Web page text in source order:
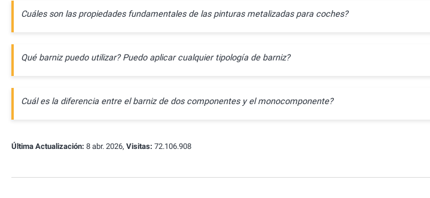
Cuáles son las propiedades fundamentales de las pinturas metalizadas para coches?
Qué barniz puedo utilizar? Puedo aplicar cualquier tipología de barniz?
Cuál es la diferencia entre el barniz de dos componentes y el monocomponente?
Última Actualización: 8 abr. 2026, Visitas: 72.106.908